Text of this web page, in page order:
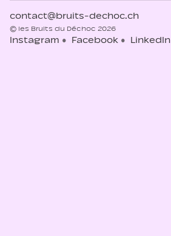
contact@bruits-dechoc.ch
© les Bruits du Déchoc 2026
Instagram Facebook LinkedIn